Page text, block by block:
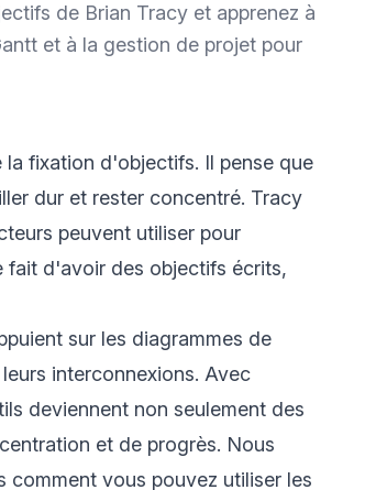
de Brian Tracy et apprenez à
et à la gestion de projet pour
fixation d'objectifs. Il pense que
dur et rester concentré. Tracy
peuvent utiliser pour
fait d'avoir des objectifs écrits,
sur les diagrammes de
interconnexions. Avec
deviennent non seulement des
et de progrès. Nous
comment vous pouvez utiliser les